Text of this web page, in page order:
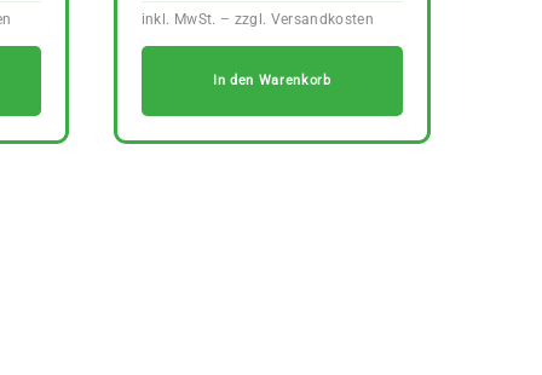
In den Warenkorb